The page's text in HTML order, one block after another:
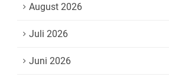
August 2026
Juli 2026
Juni 2026